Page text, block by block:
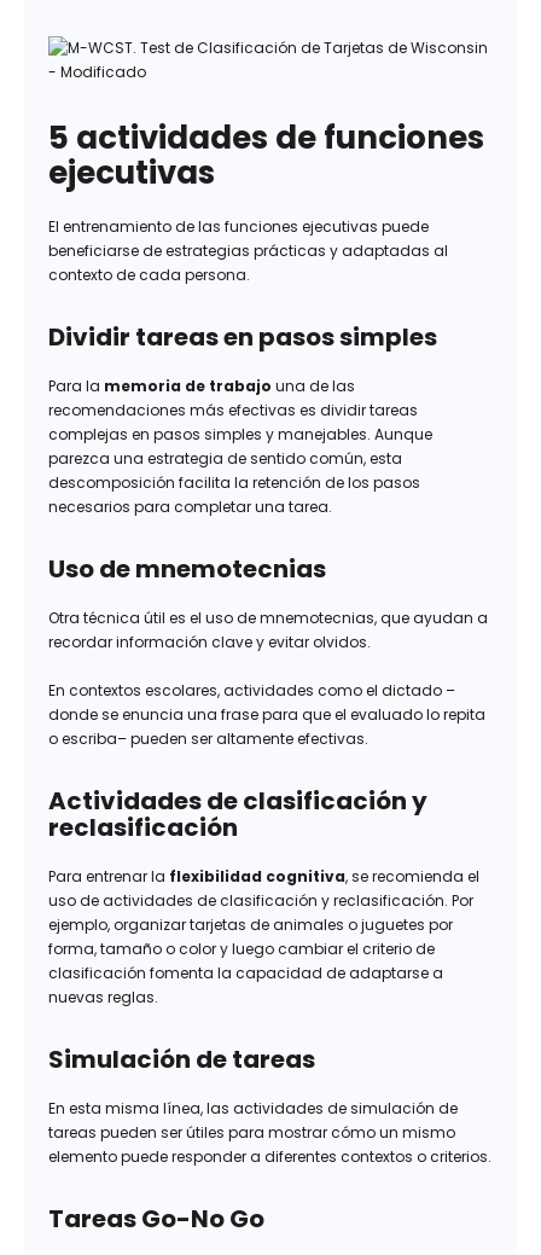
5 actividades de funciones
ejecutivas​
El entrenamiento de las funciones ejecutivas puede
beneficiarse de estrategias prácticas y adaptadas al
contexto de cada persona.
Dividir tareas en pasos simples
Para la memoria de trabajo una de las
recomendaciones más efectivas es dividir tareas
complejas en pasos simples y manejables. Aunque
parezca una estrategia de sentido común, esta
descomposición facilita la retención de los pasos
necesarios para completar una tarea.
Uso de mnemotecnias
Otra técnica útil es el uso de mnemotecnias, que ayudan a
recordar información clave y evitar olvidos.
En contextos escolares, actividades como el dictado –
donde se enuncia una frase para que el evaluado lo repita
o escriba– pueden ser altamente efectivas.
Actividades de clasificación y
reclasificación
Para entrenar la flexibilidad cognitiva, se recomienda el
uso de actividades de clasificación y reclasificación. Por
ejemplo, organizar tarjetas de animales o juguetes por
forma, tamaño o color y luego cambiar el criterio de
clasificación fomenta la capacidad de adaptarse a
nuevas reglas.
Simulación de tareas
En esta misma línea, las actividades de simulación de
tareas pueden ser útiles para mostrar cómo un mismo
elemento puede responder a diferentes contextos o criterios.
Tareas Go-No Go